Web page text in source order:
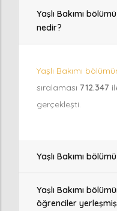
Yaşlı Bakımı
nedir?
Yaşlı Bakımı
sıralaması 712.347
gerçekleşti.
Yaşlı Bakımı
Yaşlı Bakımı
öğrenciler